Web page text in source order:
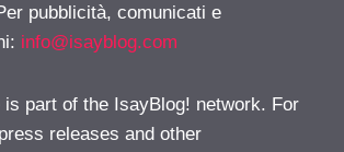
pubblicità, comunicati e
info@isayblog.com
is part of the IsayBlog! network. For
releases and other